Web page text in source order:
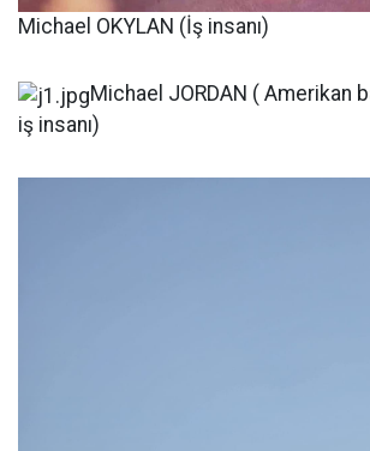
Michael OKYLAN (İş insanı)
Michael JORDAN ( Amerikan
iş insanı)